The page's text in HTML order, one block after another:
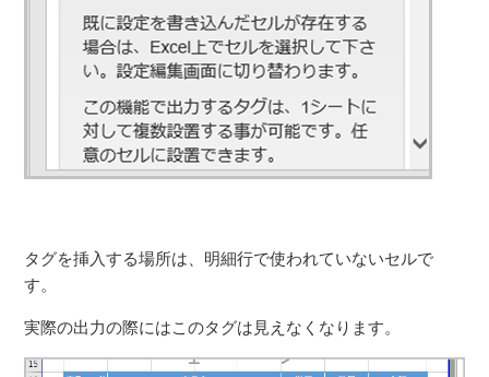
タグを挿入する場所は、明細行で使われていないセルで
す。
実際の出力の際にはこのタグは見えなくなります。